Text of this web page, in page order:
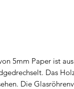
5mm Paper ist
Das
Die